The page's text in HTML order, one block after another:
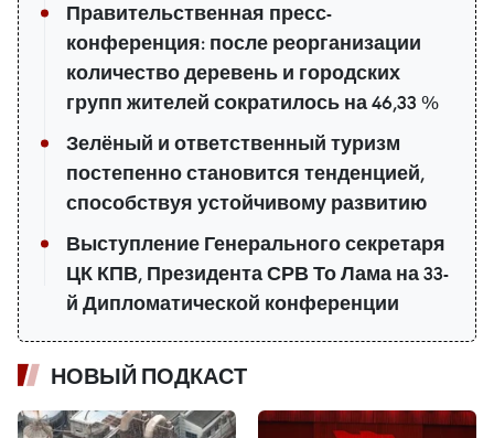
Правительственная пресс-
конференция: после реорганизации
количество деревень и городских
групп жителей сократилось на 46,33 %
Зелёный и ответственный туризм
постепенно становится тенденцией,
способствуя устойчивому развитию
Выступление Генерального секретаря
ЦК КПВ, Президента СРВ То Лама на 33-
й Дипломатической конференции
НОВЫЙ ПОДКАСТ